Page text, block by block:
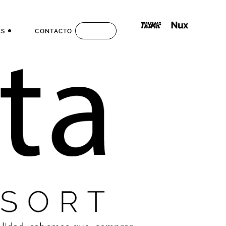
CONTACTO